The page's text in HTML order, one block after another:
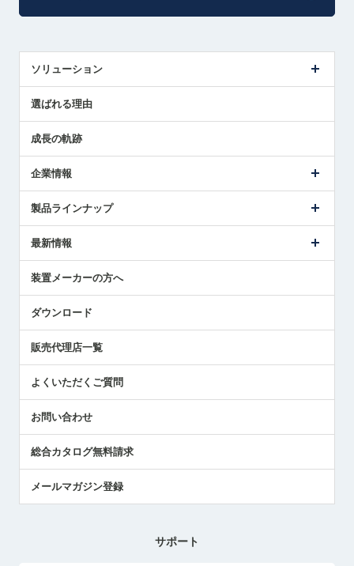
ソリューション
解決策提案
選ばれる理由
成長の軌跡
企業情報
ごあいさつ
受賞履歴
採用情報
国/地域/言語
製品ラインナップ
ツールセッタ製品
エアマイクロセンサ製品
最新情報
メトロールの技術
社員ブログ
中小企業のBCP地震対策
センサのテクニカルガイド
社長ブログ
装置メーカーの方へ
ダウンロード
販売代理店一覧
よくいただくご質問
お問い合わせ
総合カタログ無料請求
メールマガジン登録
サポート